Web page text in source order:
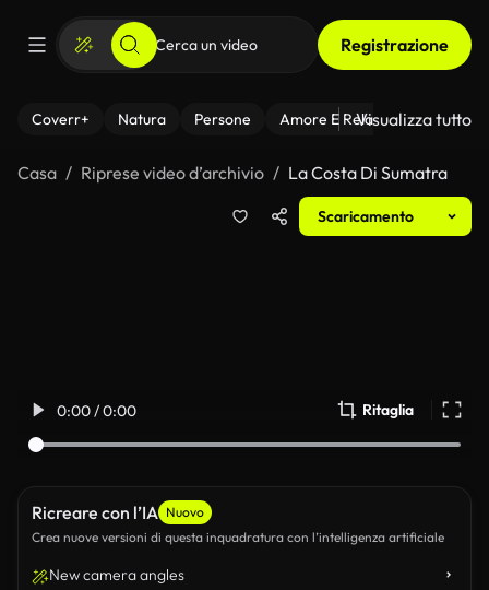
Registrazione
Coverr+ Natura Persone Amore E Relazioni Il
Visualizza tutto
Casa Riprese video d’archivio La Costa Di Sumatra
Scaricamento
0:00 / 0:00 Ritaglia
Ricreare con l’IA Nuovo
Crea nuove versioni di questa inquadratura con l’intelligenza artificiale
New camera angles